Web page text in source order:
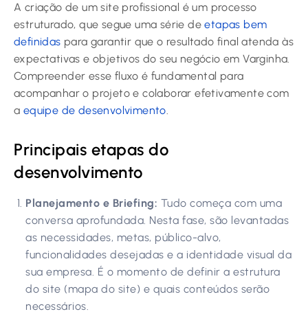
A criação de um site profissional é um processo
estruturado, que segue uma série deetapas bem
definidas para garantir que o resultado final atenda às
expectativas e objetivos do seu negócio em Varginha.
Compreender esse fluxo é fundamental para
acompanhar o projeto e colaborar efetivamente com
a equipe de desenvolvimento.
Principais etapas do
desenvolvimento
Planejamento e Briefing: Tudo começa com uma
conversa aprofundada. Nesta fase, são levantadas
as necessidades, metas, público-alvo,
funcionalidades desejadas e a identidade visual da
sua empresa. É o momento de definir a estrutura
do site (mapa do site) e quais conteúdos serão
necessários.